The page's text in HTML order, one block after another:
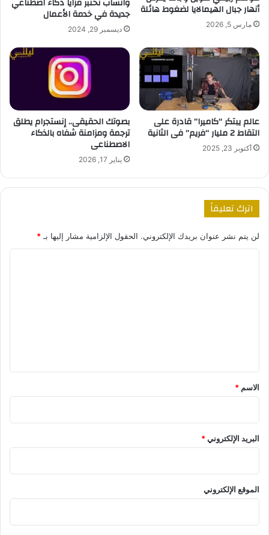
أنهار جبال الهيمالايا لضغوط هائلة
مارس 5, 2026
جديدة في خدمة الأعمال
ديسمبر 29, 2024
عالم يبتكر “كاميرا” قادرة على
التقاط 2 مليار “فريم” فى الثانية
أكتوبر 23, 2025
بصوتك الحقيقى.. إنستجرام يطلق
ترجمة ومزامنة شفاه بالذكاء
الاصطناعى
يناير 17, 2026
اترك تعليقاً
لن يتم نشر عنوان بريدك الإلكتروني. الحقول الإلزامية مشار إليها بـ *
*
الاسم *
البريد الإلكتروني*
الموقع الإلكتروني